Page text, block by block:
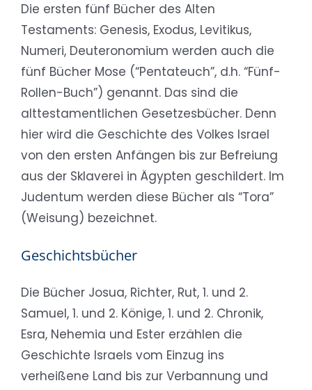
Die ersten fünf Bücher des Alten
Testaments: Genesis, Exodus, Levitikus,
Numeri, Deuteronomium werden auch die
fünf Bücher Mose (“Pentateuch”, d.h. “Fünf-
Rollen-Buch”) genannt. Das sind die
alttestamentlichen Gesetzesbücher. Denn
hier wird die Geschichte des Volkes Israel
von den ersten Anfängen bis zur Befreiung
aus der Sklaverei in Ägypten geschildert. Im
Judentum werden diese Bücher als “Tora”
(Weisung) bezeichnet.
Geschichtsbücher
Die Bücher Josua, Richter, Rut, 1. und 2.
Samuel, 1. und 2. Könige, 1. und 2. Chronik,
Esra, Nehemia und Ester erzählen die
Geschichte Israels vom Einzug ins
verheißene Land bis zur Verbannung und